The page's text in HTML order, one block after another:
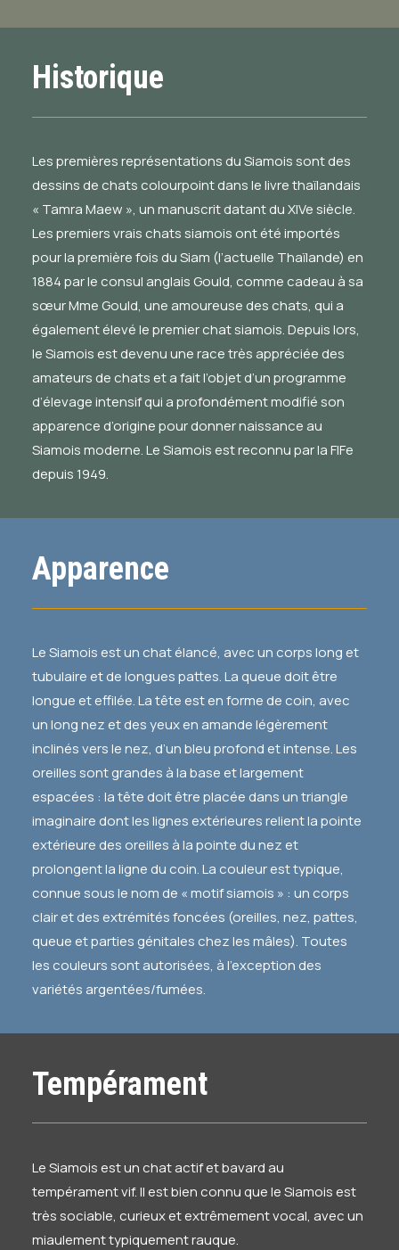
Historique
Les premières représentations du Siamois sont des
dessins de chats colourpoint dans le livre thaïlandais
« Tamra Maew », un manuscrit datant du XIVe siècle.
Les premiers vrais chats siamois ont été importés
pour la première fois du Siam (l’actuelle Thaïlande) en
1884 par le consul anglais Gould, comme cadeau à sa
sœur Mme Gould, une amoureuse des chats, qui a
également élevé le premier chat siamois. Depuis lors,
le Siamois est devenu une race très appréciée des
amateurs de chats et a fait l’objet d’un programme
d’élevage intensif qui a profondément modifié son
apparence d’origine pour donner naissance au
Siamois moderne. Le Siamois est reconnu par la FIFe
depuis 1949.
Apparence
Le Siamois est un chat élancé, avec un corps long et
tubulaire et de longues pattes. La queue doit être
longue et effilée. La tête est en forme de coin, avec
un long nez et des yeux en amande légèrement
inclinés vers le nez, d’un bleu profond et intense. Les
oreilles sont grandes à la base et largement
espacées : la tête doit être placée dans un triangle
imaginaire dont les lignes extérieures relient la pointe
extérieure des oreilles à la pointe du nez et
prolongent la ligne du coin. La couleur est typique,
connue sous le nom de « motif siamois » : un corps
clair et des extrémités foncées (oreilles, nez, pattes,
queue et parties génitales chez les mâles). Toutes
les couleurs sont autorisées, à l’exception des
variétés argentées/fumées.
Tempérament
Le Siamois est un chat actif et bavard au
tempérament vif. Il est bien connu que le Siamois est
très sociable, curieux et extrêmement vocal, avec un
miaulement typiquement rauque.